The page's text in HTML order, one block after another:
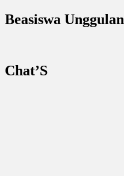
Beasiswa Unggulan
Chat’S